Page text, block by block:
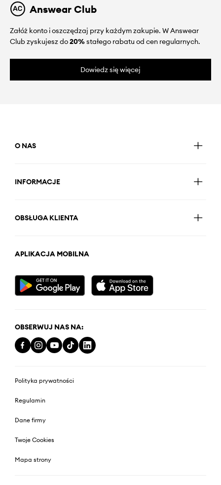
Answear Club
Załóż konto i oszczędzaj przy każdym zakupie. W Answear
Club zyskujesz do20%stałego rabatu od cen regularnych.
Dowiedz się więcej
O NAS
INFORMACJE
OBSŁUGA KLIENTA
APLIKACJA MOBILNA
OBSERWUJ NAS NA:
Polityka prywatności
Regulamin
Dane firmy
Twoje Cookies
Mapa strony